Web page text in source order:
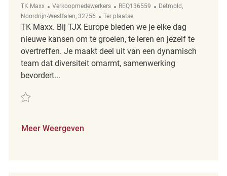
TK Maxx Categorie
Verkoopmedewerkers ReqId
REQ136559 Plaats
Detmold,
Noordrijn-Westfalen, 32756
Afgelegen
Ter plaatse
TK Maxx. Bij TJX Europe bieden we je elke dag
nieuwe kansen om te groeien, te leren en jezelf te
overtreffen. Je maakt deel uit van een dynamisch
team dat diversiteit omarmt, samenwerking
bevordert...
Redden Verkäufer (m/w/d) REQ136559
Meer Weergeven